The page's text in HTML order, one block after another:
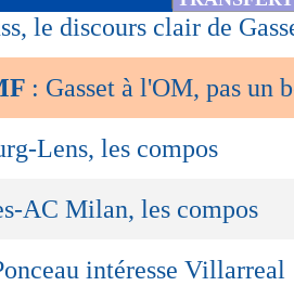
le discours clair de
: Gasset à l'OM, pas un
Lens, les compos
AC Milan, les compos
intéresse Villarreal